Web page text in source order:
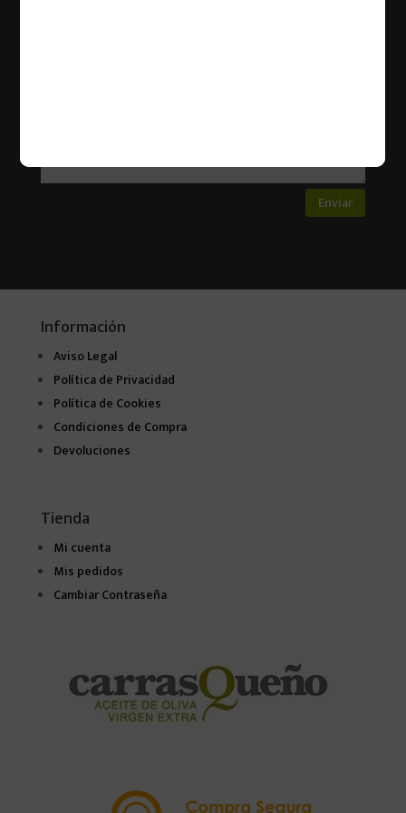
Enviar
Información
Aviso Legal
Política de Privacidad
Política de Cookies
Condiciones de Compra
Devoluciones
Tienda
Mi cuenta
Mis pedidos
Cambiar Contraseña